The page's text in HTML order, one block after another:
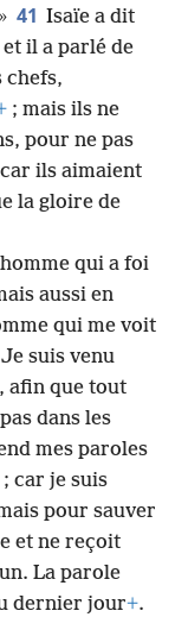
41 Isaïe a dit
et il a parlé de
chefs,
; mais ils ne
pour ne pas
car ils aimaient
la gloire de
qui a foi
aussi en
qui me voit
Je suis venu
, afin que tout
dans les
mes paroles
; car je suis
pour sauver
et ne reçoit
La parole
dernier jour+.